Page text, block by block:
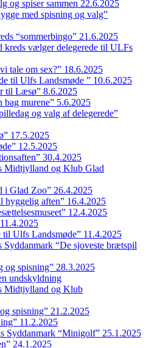
og spiser sammen 22.6.2025
med spisning og valg”
“sommerbingo” 21.6.2025
kreds vælger delegerede til ULFs
tale om sex?” 18.6.2025
til Ulfs Landsmøde ” 10.6.2025
til Læsø” 8.6.2025
murene” 5.6.2025
og valg af delegerede”
17.5.2025
12.5.2025
30.4.2025
Midtjylland og Klub Glad
i Glad Zoo” 26.4.2025
hyggelig aften” 16.4.2025
12.4.2025
til Ulfs Landsmøde” 11.4.2025
“De sjoveste brætspil
og spisning” 28.3.2025
undskyldning
Midtjylland og Klub
spisning” 21.2.2025
11.2.2025
Syddanmark “Minigolf” 25.1.2025
24.1.2025